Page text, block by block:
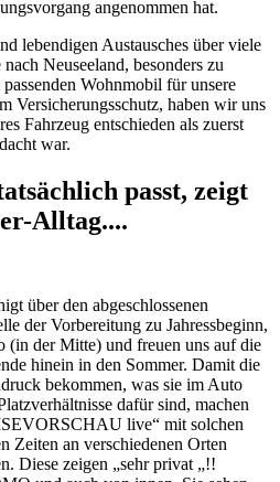
angenommen hat.
lebendigen Austausches über viele
Neuseeland, besonders zu
Wohnmobil für unsere
Versicherungsschutz, haben wir uns
Fahrzeug entschieden als zuerst
war.
passt, zeigt
Alltag....
über den abgeschlossenen
der Vorbereitung zu Jahressbeginn,
(in der Mitte) und freuen uns auf die
hinein in den Sommer. Damit die
bekommen, was sie im Auto
dafür sind, machen
live“ mit solchen
Zeiten an verschiedenen Orten
Diese zeigen „sehr privat „!!